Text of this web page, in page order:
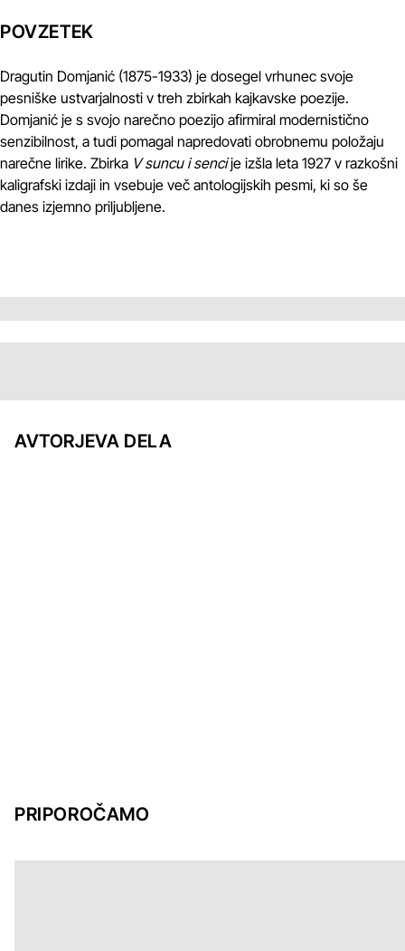
POVZETEK
Dragutin Domjanić (1875-1933) je dosegel vrhunec svoje
pesniške ustvarjalnosti v treh zbirkah kajkavske poezije.
Domjanić je s svojo narečno poezijo afirmiral modernistično
senzibilnost, a tudi pomagal napredovati obrobnemu položaju
narečne lirike. Zbirka V suncu i sencije izšla leta 1927 v razkošni
kaligrafski izdaji in vsebuje več antologijskih pesmi, ki so še
danes izjemno priljubljene.
AVTORJEVA DELA
PRIPOROČAMO